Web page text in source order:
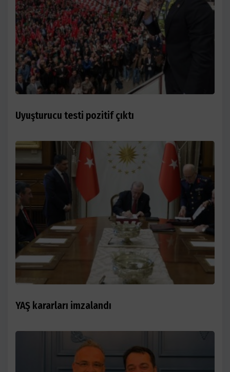
Uyuşturucu testi pozitif çıktı
YAŞ kararları imzalandı